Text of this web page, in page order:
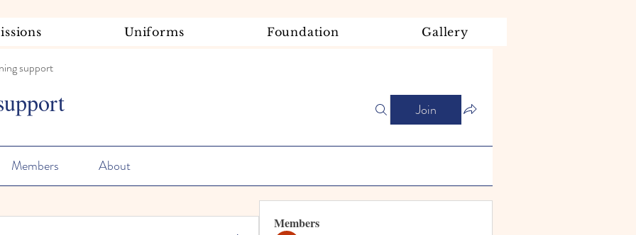
Uniforms Foundation Gallery
support
Join
Members About
Members